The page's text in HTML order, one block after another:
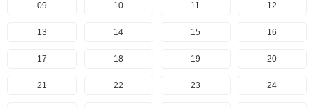
09 10 11 12
13 14 15 16
17 18 19 20
21 22 23 24